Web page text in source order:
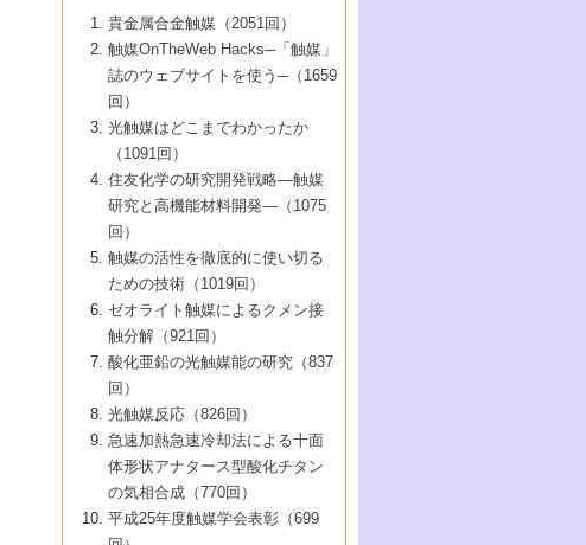
8号 高機能化ポリオレフィンに向けた重合
触媒の最近の進展
7号 持続可能社会実現のための触媒および
触媒関連技術
5号 若手会員による触媒研究の未来展望1：
企業編
6号 第102回触媒討論会
7号 触媒・化学反応における計算化学の進
8号 若手研究者による触媒研究の未来展望
2：大学・研究所編
5号 こんな物質，あんな物質―新たな触媒
の可能性―
7号 『結晶の化学』を活かした触媒研究
8号 イオン液体の応用
5号 水素製造・貯蔵のための触媒技術の新
しい展開
6号 第98回触媒討論会
7号 基礎化学品製造の触媒技術
8号 多機能型リアクター
4号 水分解用光触媒材料
5号 時間分解分光の進歩と応用
6号 第96回触媒討論会
8号 超臨界流体を用いた化学プロセスの新
2号 第93回触媒討論会
3号 特殊エネルギー場の触媒反応
4号 生体内における金属の触媒作用
5号 ファインケミカルズの展開に寄与する
6号 第94回触媒討論会
7号 サブナノレベルでみた新しい表面現象
8号 オレフィン重合触媒の新たな展
1号 なぜこの触媒が良いのか？
2号 第91回触媒討論会
3号 最近の自動車排ガス処理技術
4号 触媒研究の現状と将来─第90回触媒討論
5号 基礎化学品製造の触媒技術
6号 第92回触媒討論会
7号 基礎化学品製造の触媒技術
8号 資源の循環と触媒技術
▼44巻（2002年）
1号 高次制御された触媒の化学
2号 第89回触媒討論会
3号 触媒を利用した電気化学の新展開
4号 ナノ材料の調製と機能化
5号 こんな触媒が欲しい
6号 第90回触媒討論会
7号 触媒研究と学術雑誌/情報
8号 若い世代からみた触媒化学の現状と未
▼43巻（2001年）
1号 グリーンケミストリーと触媒
2号 第87回触媒討論会特集号
3号 生体触媒とバイオプロセス
4号 水素製造・利用の触媒化学
5号 触媒研究における新しい切り口：コン
ビナトリアルケミストリー
6号 第88回触媒討論会特集号
7号 企業における触媒研究のブレークスル
8号 この材料を触媒として使ってみません
▼42巻（2000年）
1号 触媒反応工学の明日を拓く
2号 第85回触媒討論会
3号 反応ダイナミクス
5号 触媒のおもしろさをどのように伝える
6号 第86回触媒討論会
7号 水素化精製触媒の新しい展開
8号 新しい反応性と機能性を目指した金属
クラスタ-化学
▼41巻（1999年）
1号 孔、穴、あな?-特異な空間とその利用-
2号 第83回触媒討論会
3号 均一系触媒反応最前線
4号 実用炭素材料の新展開
5号 研究の方法論を考える
7号 機能性金属材料と触媒
8号 触媒研究へのNMRの応用と展望
▼40巻（1998年）
進展と21世紀への提言/創立40周年記念・触
媒学会この10年の歩みとこれから/創立40周
2号 第81回触媒討論会
3号 計算機触媒化学へのさそい
4号 触媒劣化の制御と予測
5号 最新の実用プロセスと触媒
6号 第82回触媒討論会
7号 ナノ構造体の化学
8号 あの反応は今
1号 均一系と不均一系触媒反応-その特徴と
接点
2号 第79回触媒討論会
3号 最新NO除去触媒の実用化研究
4号 新しい反応場を目指した触媒調製
5号 反応・分離技術の新しい展開
6号 第80回触媒討論会
8号 AFMでみる世界
▼38巻（1996年）
1号 触媒の構造と触媒作用/C1化学を中心と
する21世紀への触媒
3号 オリンピックメダル:金・銀・銅はどん
な触媒作用を示すか
4号 触媒作用における機能の複合化
5号 未来を拓け！若手研究者
6号 第78回触媒討論会
7号 ダイナミックな領域への触媒研究の展
開/C1化学を中心とする21世紀への触媒
▼37巻（1995年）
1号 ファインケミカルズと固体触媒
2号 第75回触媒討論会
3号 希土類を利用した触媒
4号 触媒とリサイクル
5号 エネルギー変換触媒
6号 第76回触媒討論会
7号 表面吸着相の新しい展開
8号 マイクロポーラス・クリスタル触媒の
▼36巻（1994年）
1号 電気化学と触媒
2号 第73回触媒討論会
3号 C4化学の展開
4号 《通常号》
5号 《通常号》
6号 第74回触媒討論会
▼35巻（1993年）
1号 工業触媒開発マニュアル―探索から工
業化まで
2号 第71回触媒討論会
3号 研究開発のうらおもて―着想と展開
4号 触媒劣化と寿命の予測
5号 環境に優しい触媒
▼34巻（1992年）
1号 インパクトを与えたこの研究
2号 第69回触媒討論会
3号 ケミカルズ合成触媒―新しい展開と応
▼33巻（1991年）
1号 触媒プロセス開発マニュアル―探索か
ら工業化まで，知っておきたいこと PartII
2号 第67回触媒討論会
▼32巻（1990年）
1号 21世紀に向けて触媒研究の飛躍をめざ
す―触媒化学の裾野を広げよう
2号 第65回触媒討論会
▼31巻（1989年）
1号 情報科学と反応設計・材料設計
▼30巻（1988年）
貴金属合金触媒（2051回）
触媒OnTheWeb Hacks─「触媒」
誌のウェブサイトを使う─（1659
回）
光触媒はどこまでわかったか
（1091回）
住友化学の研究開発戦略―触媒
研究と高機能材料開発―（1075
回）
触媒の活性を徹底的に使い切る
ための技術（1019回）
ゼオライト触媒によるクメン接
触分解（921回）
酸化亜鉛の光触媒能の研究（837
回）
光触媒反応（826回）
急速加熱急速冷却法による十面
体形状アナタース型酸化チタン
の気相合成（770回）
平成25年度触媒学会表彰（699